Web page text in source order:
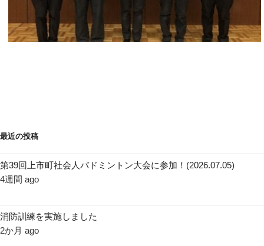
最近の投稿
第39回上市町社会人バドミントン大会に参加！(2026.07.05)
4週間 ago
消防訓練を実施しました
2か月 ago